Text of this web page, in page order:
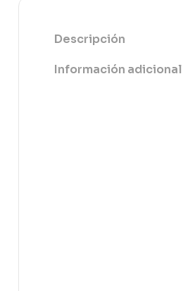
Descripción
Información adicional